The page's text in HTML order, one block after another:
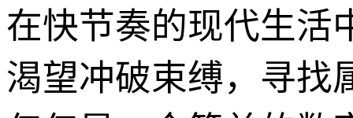
在快节奏的现代生活
渴望冲破束缚，寻找